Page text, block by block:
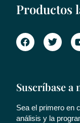
Productos
Suscríbase a
Sea el primero en
análisis y la